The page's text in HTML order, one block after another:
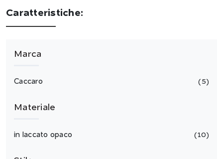
Caratteristiche:
Marca
Caccaro 5
Materiale
in laccato opaco 10